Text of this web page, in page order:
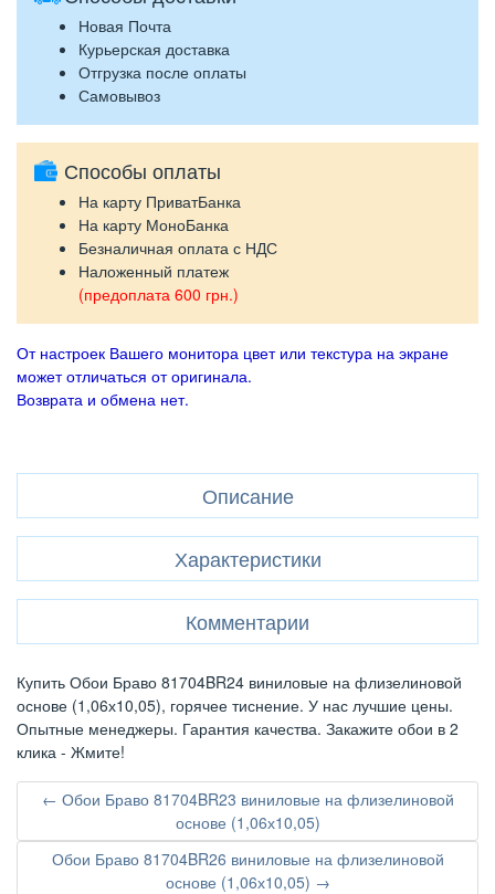
Новая Почта
Курьерская доставка
Отгрузка после оплаты
Самовывоз
Способы оплаты
На карту ПриватБанка
На карту МоноБанка
Безналичная оплата с НДС
Наложенный платеж
(предоплата 600 грн.)
От настроек Вашего монитора цвет или текстура на экране
может отличаться от оригинала.
Возврата и обмена нет.
Описание
Характеристики
Комментарии
Купить Обои Браво 81704BR24 виниловые на флизелиновой
основе (1,06х10,05), горячее тиснение. У нас лучшие цены.
Опытные менеджеры. Гарантия качества. Закажите обои в 2
клика - Жмите!
← Обои Браво 81704BR23 виниловые на флизелиновой
основе (1,06х10,05)
Обои Браво 81704BR26 виниловые на флизелиновой
основе (1,06х10,05) →